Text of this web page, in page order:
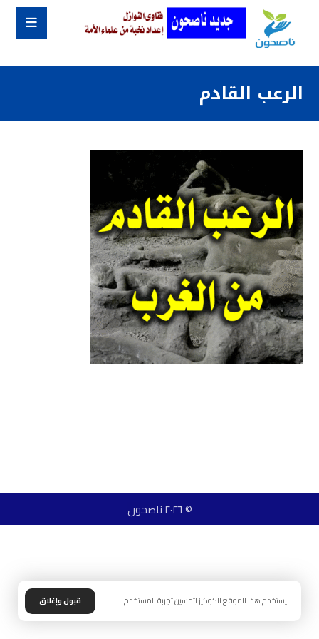
الرعب القادم
© ٢٠٢٦ ناصحون
يستخدم هذا الموقع الكوكيز لتحسين تجربة المستخدم. قبول وإغلاق